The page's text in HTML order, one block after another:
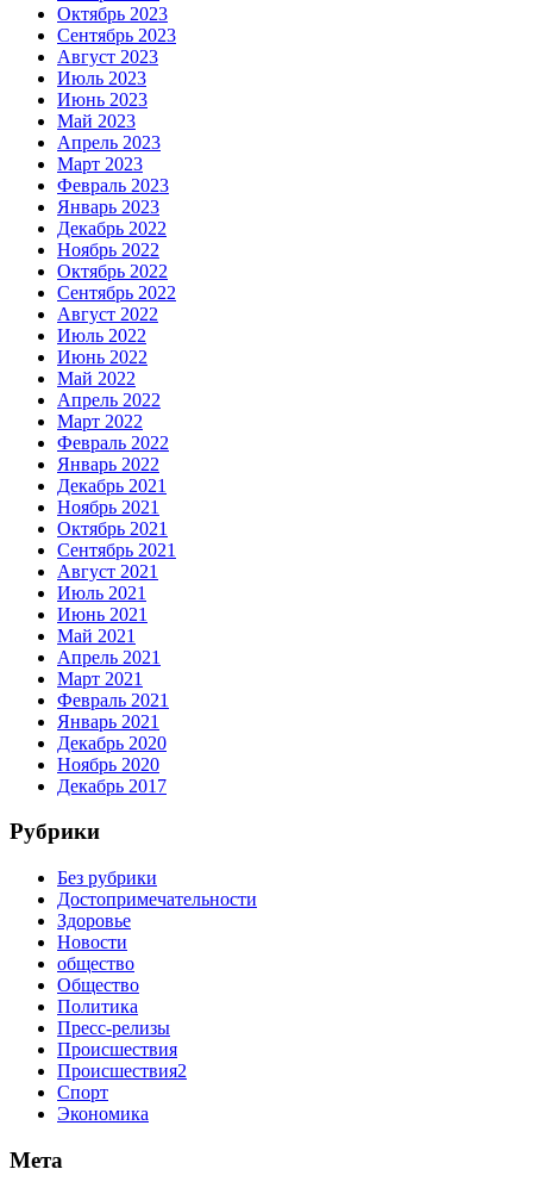
Октябрь 2023
Сентябрь 2023
Август 2023
Июль 2023
Июнь 2023
Май 2023
Апрель 2023
Март 2023
Февраль 2023
Январь 2023
Декабрь 2022
Ноябрь 2022
Октябрь 2022
Сентябрь 2022
Август 2022
Июль 2022
Июнь 2022
Май 2022
Апрель 2022
Март 2022
Февраль 2022
Январь 2022
Декабрь 2021
Ноябрь 2021
Октябрь 2021
Сентябрь 2021
Август 2021
Июль 2021
Июнь 2021
Май 2021
Апрель 2021
Март 2021
Февраль 2021
Январь 2021
Декабрь 2020
Ноябрь 2020
Декабрь 2017
Рубрики
Без рубрики
Достопримечательности
Здоровье
Новости
общество
Общество
Политика
Пресс-релизы
Происшествия
Происшествия2
Спорт
Экономика
Мета